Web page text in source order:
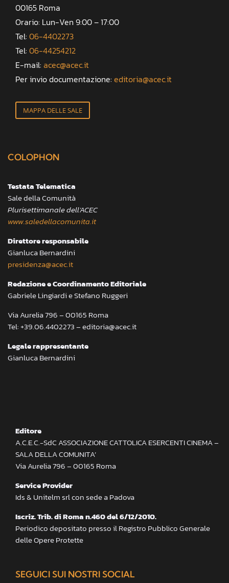
00165 Roma
Orario: Lun-Ven 9:00 – 17:00
Tel: 06-4402273
Tel: 06-44254212
E-mail: acec@acec.it
Per invio documentazione: editoria@acec.it
MAPPA DELLE SALE
COLOPHON
Testata Telematica
Sale della Comunità
Plurisettimanale dell’ACEC
www.saledellacomunita.it
Direttore responsabile
Gianluca Bernardini
presidenza@acec.it
Redazione e Coordinamento Editoriale
Gabriele Lingiardi e Stefano Ruggeri
Via Aurelia 796 – 00165 Roma
Tel: +39.06.4402273 – editoria@acec.it
Legale rappresentante
Gianluca Bernardini
Editore
A.C.E.C.-SdC ASSOCIAZIONE CATTOLICA ESERCENTI CINEMA –
SALA DELLA COMUNITA’
Via Aurelia 796 – 00165 Roma
Service Provider
Ids & Unitelm srl con sede a Padova
Iscriz. Trib. di Roma n.460 del 6/12/2010.
Periodico depositato presso il Registro Pubblico Generale
delle Opere Protette
SEGUICI SUI NOSTRI SOCIAL